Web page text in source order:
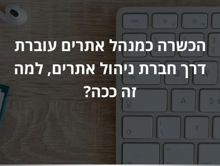
הכשרה כמנהל אתרים עוברת
דרך חברת ניהול אתרים, למה
זה ככה?